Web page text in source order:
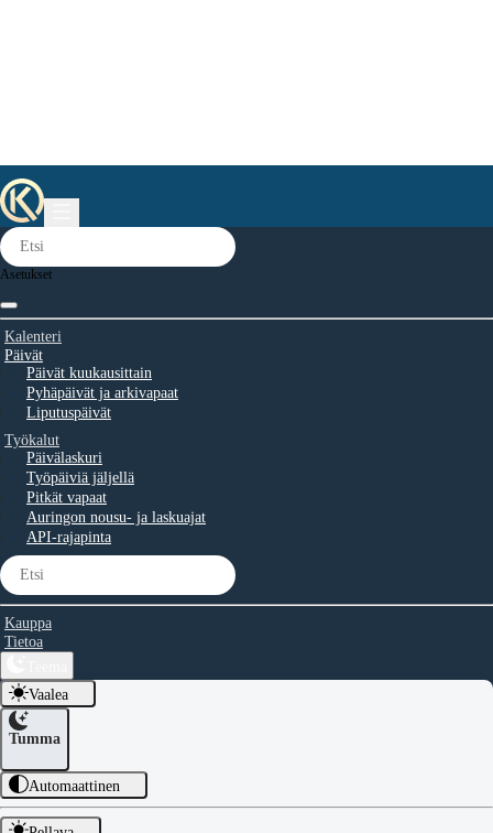
Asetukset
Kalenteri
Päivät
Päivät kuukausittain
Pyhäpäivät ja arkivapaat
Liputuspäivät
Työkalut
Päivälaskuri
Työpäiviä jäljellä
Pitkät vapaat
Auringon nousu- ja laskuajat
API-rajapinta
Kauppa
Tietoa
Vaalea
Tumma
Automaattinen